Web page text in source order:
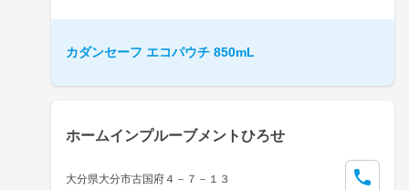
カダンセーフ エコパウチ 850mL
ホームインプルーブメントひろせ
大分県大分市古国府４－７－１３